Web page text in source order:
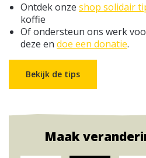
Ontdek onze shop solidair
koffie
Of ondersteun ons werk
deze en doe een donatie.
Bekijk de tips
Maak